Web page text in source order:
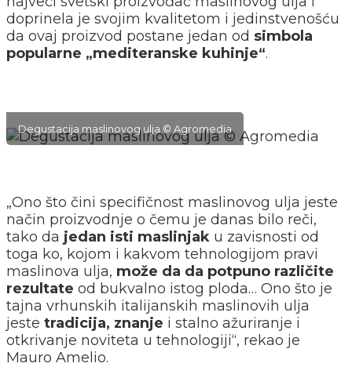
doprinela je svojim kvalitetom i jedinstvenošću
da ovaj proizvod postane jedan od simbola
popularne „mediteranske kuhinje“.
Degustacija maslinovog ulja © Agromedia
„Ono što čini specifičnost maslinovog ulja jeste
način proizvodnje o čemu je danas bilo reči,
tako da jedan isti maslinjak u zavisnosti od
toga ko, kojom i kakvom tehnologijom pravi
maslinova ulja, može da da potpuno različite
rezultate od bukvalno istog ploda… Ono što je
tajna vrhunskih italijanskih maslinovih ulja
jeste tradicija, znanje i stalno ažuriranje i
otkrivanje noviteta u tehnologiji“, rekao je
Mauro Amelio.